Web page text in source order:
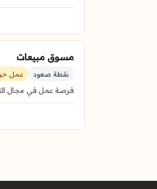
مسوق مبيعات
نقطة صعود عمل حر
فرصة عمل في مجال